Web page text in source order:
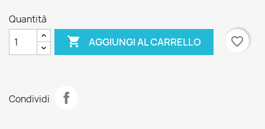
Quantità
 AGGIUNGI AL CARRELLO favorite_border
Condividi